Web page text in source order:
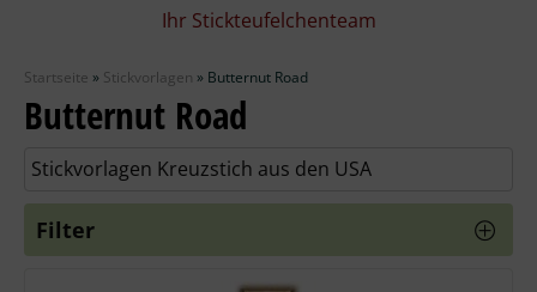
Wolle
Stricknadeln
Knüpfpackungen
Ihr Stickteufelchenteam
Startseite » Stickvorlagen » Butternut Road
Butternut Road
Stickvorlagen Kreuzstich aus den USA
Filter